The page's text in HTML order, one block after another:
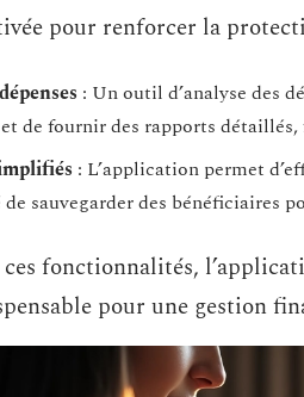
pour renforcer la
: Un outil d’analyse des
de fournir des rapports
: L’application permet
sauvegarder des bénéficiaires
fonctionnalités,
pour une gestion